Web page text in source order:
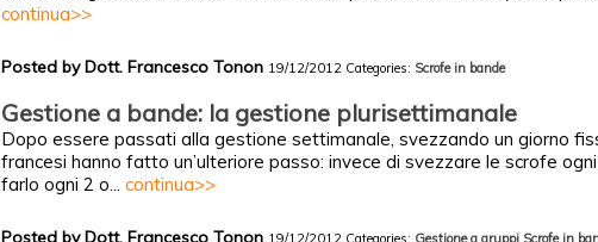
continua>>
Posted by Dott. Francesco Tonon 19/12/2012 Categories: Scrofe in bande
Gestione a bande: la gestione plurisettimanale
Dopo essere passati alla gestione settimanale, svezzando un giorno
francesi hanno fatto un’ulteriore passo: invece di svezzare le scrofe
farlo ogni 2 o... continua>>
Posted by Dott. Francesco Tonon 19/12/2012 Categories: Gestione a gruppi Scrofe in